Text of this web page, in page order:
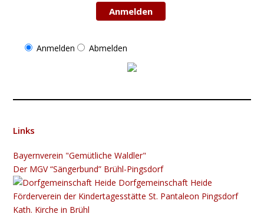
Anmelden
Anmelden Abmelden
Links
Bayernverein "Gemütliche Waldler"
Der MGV “Sängerbund” Brühl-Pingsdorf
Dorfgemeinschaft Heide
Förderverein der Kindertagesstätte St. Pantaleon Pingsdorf
Kath. Kirche in Brühl